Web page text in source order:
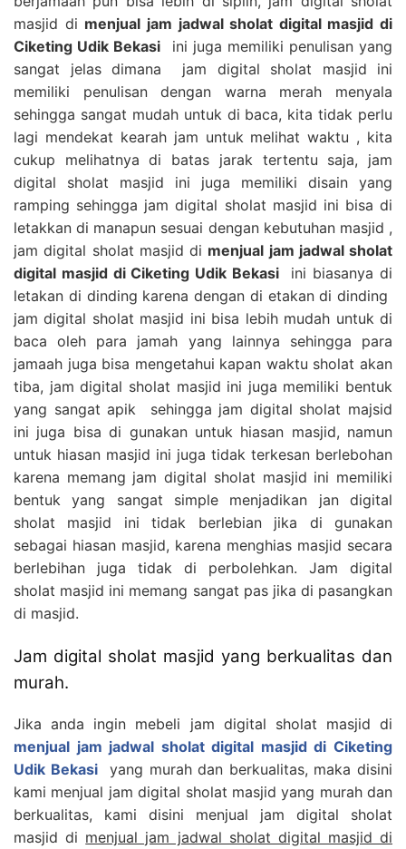
masjid di menjual jam jadwal sholat digital masjid di
Ciketing Udik Bekasi ini juga memiliki penulisan yang
sangat jelas dimana jam digital sholat masjid ini
memiliki penulisan dengan warna merah menyala
sehingga sangat mudah untuk di baca, kita tidak perlu
lagi mendekat kearah jam untuk melihat waktu , kita
cukup melihatnya di batas jarak tertentu saja, jam
digital sholat masjid ini juga memiliki disain yang
ramping sehingga jam digital sholat masjid ini bisa di
letakkan di manapun sesuai dengan kebutuhan masjid ,
jam digital sholat masjid di menjual jam jadwal sholat
digital masjid di Ciketing Udik Bekasiini biasanya di
letakan di dinding karena dengan di etakan di dinding
jam digital sholat masjid ini bisa lebih mudah untuk di
baca oleh para jamah yang lainnya sehingga para
jamaah juga bisa mengetahui kapan waktu sholat akan
tiba, jam digital sholat masjid ini juga memiliki bentuk
yang sangat apik sehingga jam digital sholat majsid
ini juga bisa di gunakan untuk hiasan masjid, namun
untuk hiasan masjid ini juga tidak terkesan berlebohan
karena memang jam digital sholat masjid ini memiliki
bentuk yang sangat simple menjadikan jan digital
sholat masjid ini tidak berlebian jika di gunakan
sebagai hiasan masjid, karena menghias masjid secara
berlebihan juga tidak di perbolehkan. Jam digital
sholat masjid ini memang sangat pas jika di pasangkan
di masjid.
Jam digital sholat masjid yang berkualitas dan
murah.
Jika anda ingin mebeli jam digital sholat masjid di
menjual jam jadwal sholat digital masjid di Ciketing
Udik Bekasi
yang murah dan berkualitas, maka disini
kami menjual jam digital sholat masjid yang murah dan
berkualitas, kami disini menjual jam digital sholat
masjid di menjual jam jadwal sholat digital masjid di